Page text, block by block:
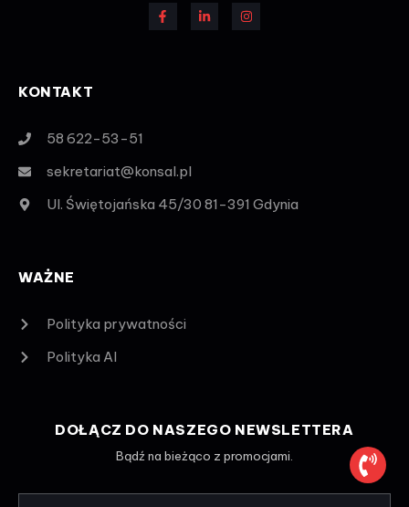
KONTAKT
58 622-53-51
sekretariat@konsal.pl
Ul. Świętojańska 45/30 81-391 Gdynia
WAŻNE
Polityka prywatności
Polityka AI
DOŁĄCZ DO NASZEGO NEWSLETTERA
Bądź na bieżąco z promocjami.